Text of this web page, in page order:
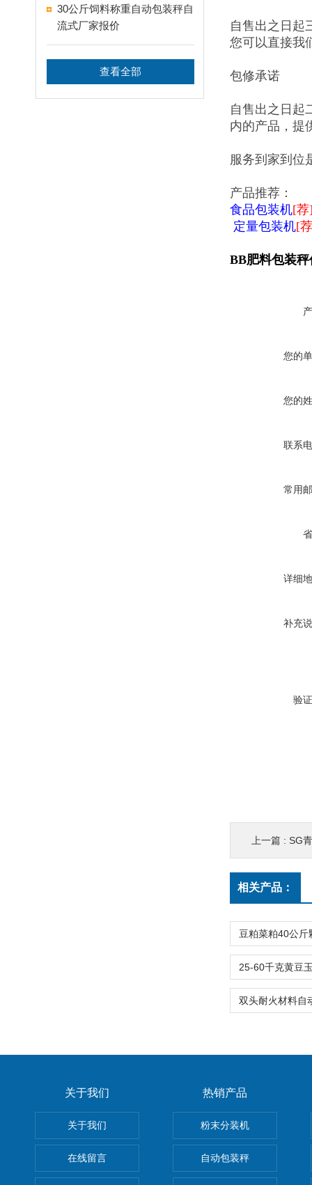
30公斤饲料称重自动包装秤自
流式厂家报价
查看全部
自售出之日起
您可以直接我
包修承诺
自售出之日起
内的产品，提
服务到家到位
产品推荐：
食品包装机[
定量包装机[
BB肥料包装秤
您的
您的
联系
常用
详细
补充
验
上一篇 : SG
相关产品：
关于我们
关于我们
在线留言
热销产品
粉末分装机
自动包装秤